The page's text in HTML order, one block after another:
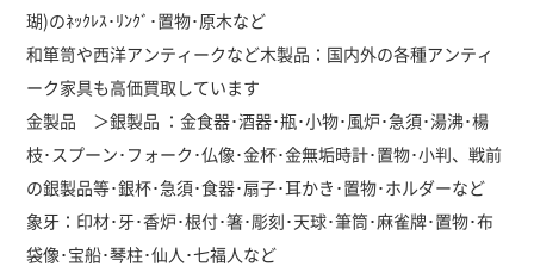
瑚)のﾈｯｸﾚｽ･ﾘﾝｸﾞ･置物･原木など
和箪笥や西洋アンティークなど木製品：国内外の各種アンティ
ーク家具も高価買取しています
金製品 ＞銀製品 ：金食器･酒器･瓶･小物･風炉･急須･湯沸･楊
枝･スプーン･フォーク･仏像･金杯･金無垢時計･置物･小判、戦前
の銀製品等･銀杯･急須･食器･扇子･耳かき･置物･ホルダーなど
象牙：印材･牙･香炉･根付･箸･彫刻･天球･筆筒･麻雀牌･置物･布
袋像･宝船･琴柱･仙人･七福人など